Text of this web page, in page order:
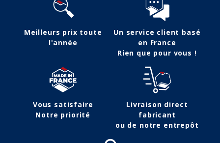
Meilleurs prix toute
l'année
Un service client basé
en France
Rien que pour vous !
Vous satisfaire
Notre priorité
Livraison direct
fabricant
ou de notre entrepôt